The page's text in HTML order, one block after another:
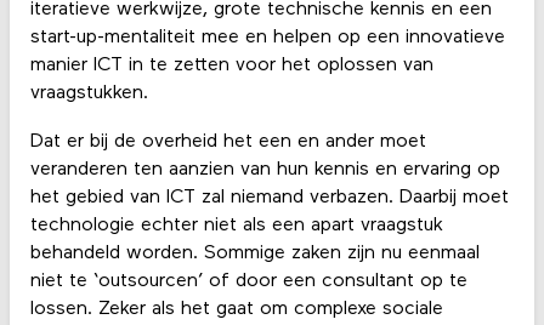
iteratieve werkwijze, grote technische kennis en een
start-up-mentaliteit mee en helpen op een innovatieve
manier ICT in te zetten voor het oplossen van
vraagstukken.
Dat er bij de overheid het een en ander moet
veranderen ten aanzien van hun kennis en ervaring op
het gebied van ICT zal niemand verbazen. Daarbij moet
technologie echter niet als een apart vraagstuk
behandeld worden. Sommige zaken zijn nu eenmaal
niet te ‘outsourcen’ of door een consultant op te
lossen. Zeker als het gaat om complexe sociale